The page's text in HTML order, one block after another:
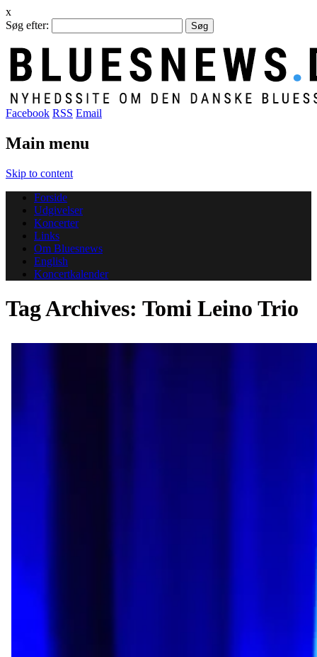
x
Søg efter:
Facebook RSS Email
Main menu
Skip to content
Forside
Udgivelser
Koncerter
Links
Om Bluesnews
English
Koncertkalender
Tag Archives: Tomi Leino Trio